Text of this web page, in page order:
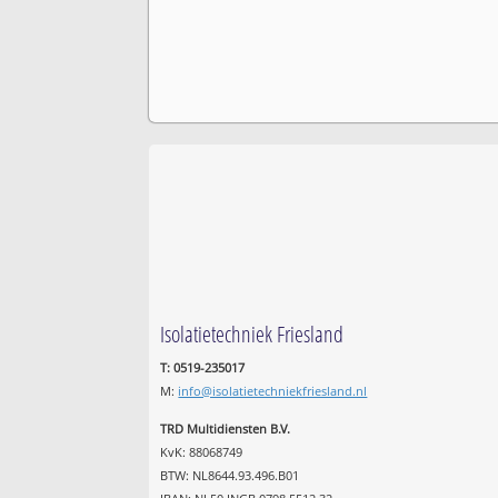
Isolatietechniek Friesland
T: 0519-235017
M: info@isolatietechniekfriesland.nl
TRD Multidiensten B.V.
KvK: 88068749
BTW: NL8644.93.496.B01